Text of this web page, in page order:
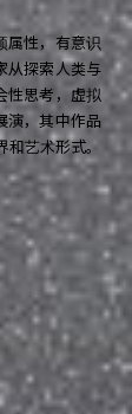
属性，有意识
从探索人类与
性思考，虚拟
演，其中作品
艺术形式。